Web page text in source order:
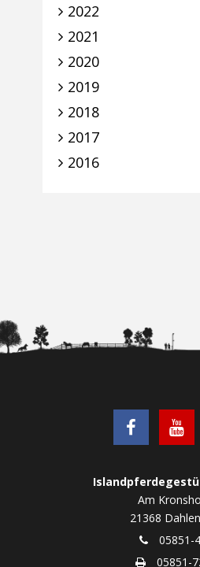
2022
2021
2020
2019
2018
2017
2016
Am
21368
05851-
05851-